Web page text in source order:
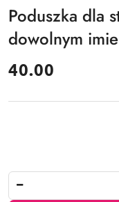
Poduszka dla
dowolnym
cena:
40.00